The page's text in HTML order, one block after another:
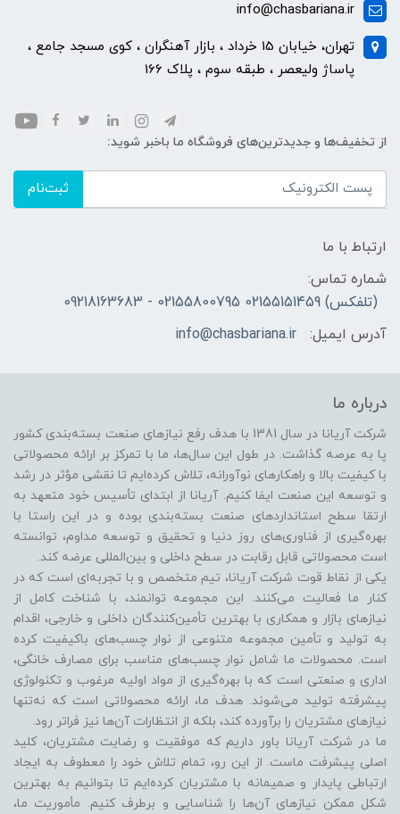
info@chasbariana.ir
تهران، خیابان 15 خرداد ، بازار آهنگران ، کوی مسجد جامع ،
پاساژ ولیعصر ، طبقه سوم ، پلاک 166
از تخفیف‌ها و جدیدترین‌های فروشگاه ما باخبر شوید:
ثبت‌نام
ارتباط با ما
شماره تماس:
(تلفکس) 02155151459 02155800795 - 09218163683
آدرس ایمیل:
info@chasbariana.ir
درباره ما
شرکت آریانا در سال 1381 با هدف رفع نیازهای صنعت بسته‌بندی کشور
پا به عرصه گذاشت. در طول این سال‌ها، ما با تمرکز بر ارائه محصولاتی
با کیفیت بالا و راهکارهای نوآورانه، تلاش کرده‌ایم تا نقشی مؤثر در رشد
و توسعه این صنعت ایفا کنیم. آریانا از ابتدای تأسیس خود متعهد به
ارتقا سطح استانداردهای صنعت بسته‌بندی بوده و در این راستا با
بهره‌گیری از فناوری‌های روز دنیا و تحقیق و توسعه مداوم، توانسته
است محصولاتی قابل رقابت در سطح داخلی و بین‌المللی عرضه کند.
یکی از نقاط قوت شرکت آریانا، تیم متخصص و با تجربه‌ای است که در
کنار ما فعالیت می‌کنند. این مجموعه توانمند، با شناخت کامل از
نیازهای بازار و همکاری با بهترین تأمین‌کنندگان داخلی و خارجی، اقدام
به تولید و تأمین مجموعه متنوعی از نوار چسب‌های باکیفیت کرده
است. محصولات ما شامل نوار چسب‌های مناسب برای مصارف خانگی،
اداری و صنعتی است که با بهره‌گیری از مواد اولیه مرغوب و تکنولوژی
پیشرفته تولید می‌شوند. هدف ما، ارائه محصولاتی است که نه‌تنها
نیازهای مشتریان را برآورده کند، بلکه از انتظارات آن‌ها نیز فراتر رود.
ما در شرکت آریانا باور داریم که موفقیت و رضایت مشتریان، کلید
اصلی پیشرفت ماست. از این رو، تمام تلاش خود را معطوف به ایجاد
ارتباطی پایدار و صمیمانه با مشتریان کرده‌ایم تا بتوانیم به بهترین
شکل ممکن نیازهای آن‌ها را شناسایی و برطرف کنیم. مأموریت ما،